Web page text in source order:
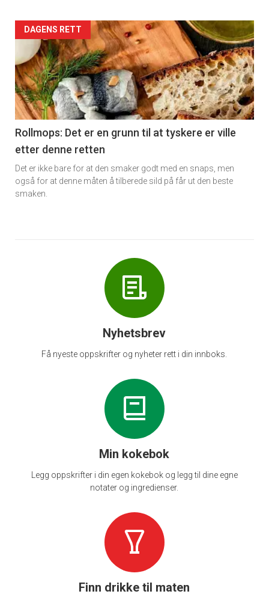
Forsiden
akkurat
nå
-
6
DAGENS RETT
Rollmops: Det er en grunn til at tyskere er ville
etter denne retten
Det er ikke bare for at den smaker godt med en snaps, men
også for at denne måten å tilberede sild på får ut den beste
smaken.
Nyhetsbrev
Få nyeste oppskrifter og nyheter rett i din innboks.
Min kokebok
Legg oppskrifter i din egen kokebok og legg til dine egne
notater og ingredienser.
Finn drikke til maten